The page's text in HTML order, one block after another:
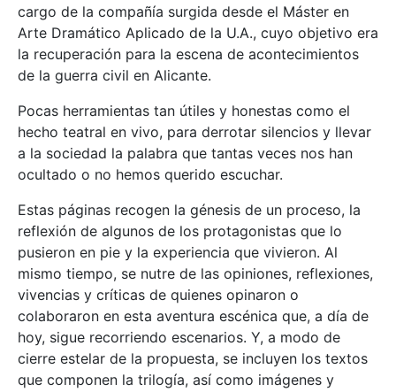
cargo de la compañía surgida desde el Máster en
Arte Dramático Aplicado de la U.A., cuyo objetivo era
la recuperación para la escena de acontecimientos
de la guerra civil en Alicante.
Pocas herramientas tan útiles y honestas como el
hecho teatral en vivo, para derrotar silencios y llevar
a la sociedad la palabra que tantas veces nos han
ocultado o no hemos querido escuchar.
Estas páginas recogen la génesis de un proceso, la
reflexión de algunos de los protagonistas que lo
pusieron en pie y la experiencia que vivieron. Al
mismo tiempo, se nutre de las opiniones, reflexiones,
vivencias y críticas de quienes opinaron o
colaboraron en esta aventura escénica que, a día de
hoy, sigue recorriendo escenarios. Y, a modo de
cierre estelar de la propuesta, se incluyen los textos
que componen la trilogía, así como imágenes y